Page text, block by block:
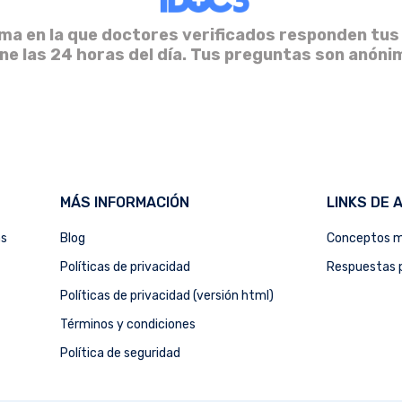
en la que doctores verificados responden
las 24 horas del día. Tus preguntas son
MÁS INFORMACIÓN
Blog
Políticas de privacidad
Políticas de privacidad (versión html)
Términos y condiciones
Política de seguridad
LINKS DE
Conceptos
Respuestas